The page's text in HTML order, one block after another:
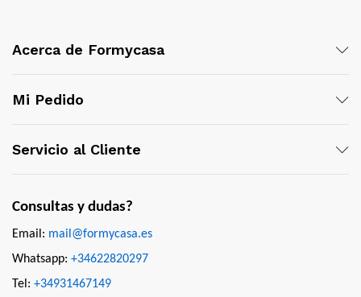
Acerca de Formycasa
Mi Pedido
Servicio al Cliente
Consultas y dudas?
Email: mail@formycasa.es
Whatsapp: +34622820297
Tel: +34931467149